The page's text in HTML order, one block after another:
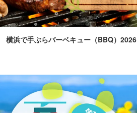
横浜で手ぶらバーベキュー（BBQ）2026